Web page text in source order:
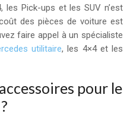
les Pick-ups et les SUV n’est
des pièces de voiture est
faire appel à un spécialiste
utilitaire, les 4×4 et les
pour le